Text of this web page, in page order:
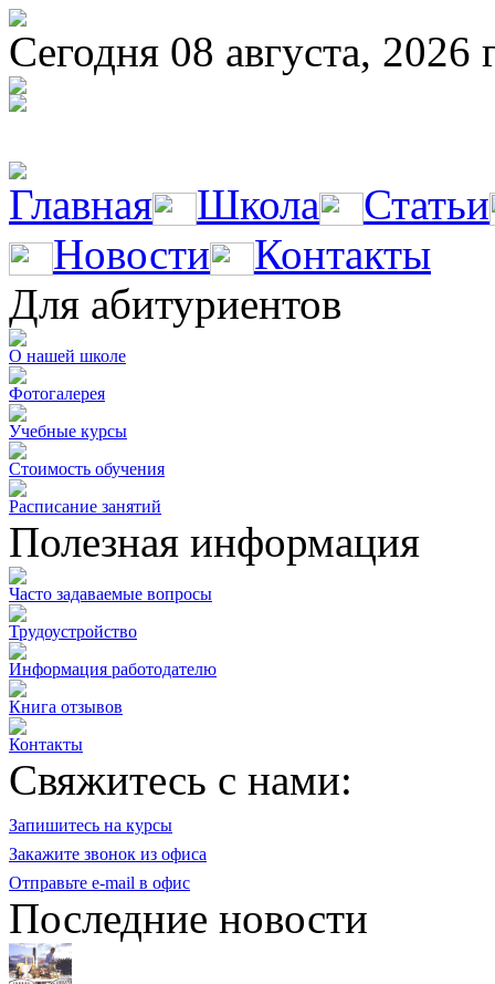
Сегодня 08 августа, 2026
Главная Школа
Статьи
Новости
Контакты
Для абитуриентов
О нашей школе
Фотогалерея
Учебные курсы
Стоимость обучения
Расписание занятий
Полезная информация
Часто задаваемые вопросы
Трудоустройство
Информация работодателю
Книга отзывов
Контакты
Свяжитесь с нами:
Запишитесь на курсы
Закажите звонок из офиса
Отправьте e-mail в офис
Последние новости